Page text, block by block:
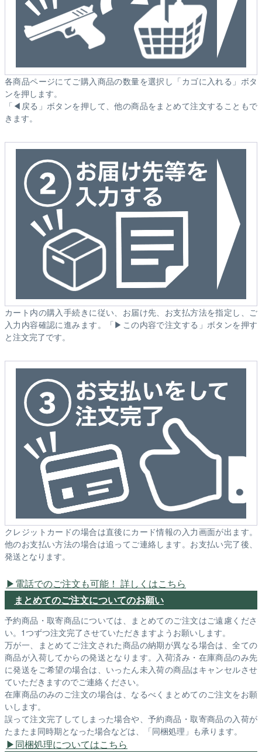
各商品ページにてご購入商品の数量を選択し「カゴに入れる」ボタ
ンを押します。
「◀戻る」ボタンを押して、他の商品をまとめて注文することもで
きます。
カート内の購入手続きに従い、お届け先、お支払方法を指定し、ご
入力内容確認に進みます。「▶この内容で注文する」ボタンを押す
と注文完了です。
クレジットカードの場合は直後にカード情報の入力画面が出ます。
他のお支払い方法の場合は追ってご連絡します。お支払い完了後、
発送となります。
電話でのご注文も可能！ 詳しくはこちら
まとめてのご注文についてのお願い
予約商品・取寄商品については、まとめてのご注文はご遠慮くださ
い。1つずつ注文完了させていただきますようお願いします。
万が一、まとめてご注文された商品の納期が異なる場合は、全ての
商品が入荷してからの発送となります。入荷済み・在庫商品のみ先
に発送をご希望の場合は、いったん未入荷の商品はキャンセルさせ
ていただきますのでご連絡ください。
在庫商品のみのご注文の場合は、なるべくまとめてのご注文をお願
いします。
誤って注文完了してしまった場合や、予約商品・取寄商品の入荷が
たまたま同時期となった場合などは、「同梱処理」も承ります。
同梱処理についてはこちら